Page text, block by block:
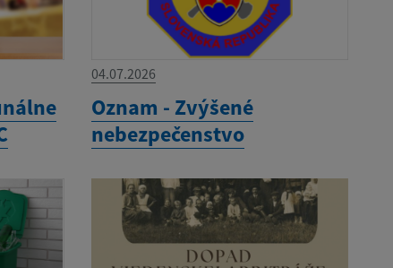
04.07.2026
Oznam - Zvýšené
nebezpečenstvo